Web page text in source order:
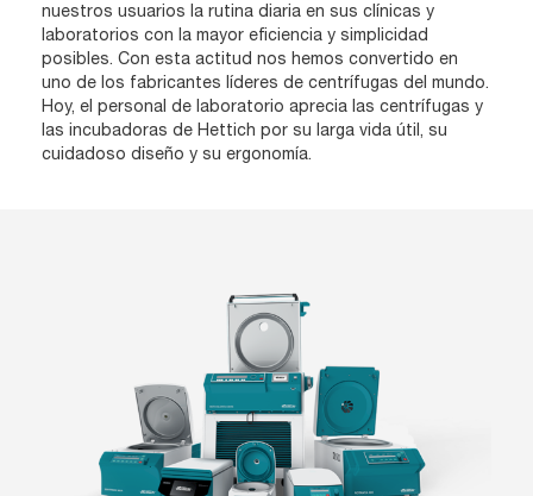
nuestros usuarios la rutina diaria en sus clínicas y
laboratorios con la mayor eficiencia y simplicidad
posibles. Con esta actitud nos hemos convertido en
uno de los fabricantes líderes de centrífugas del mundo.
Hoy, el personal de laboratorio aprecia las centrífugas y
las incubadoras de Hettich por su larga vida útil, su
cuidadoso diseño y su ergonomía.